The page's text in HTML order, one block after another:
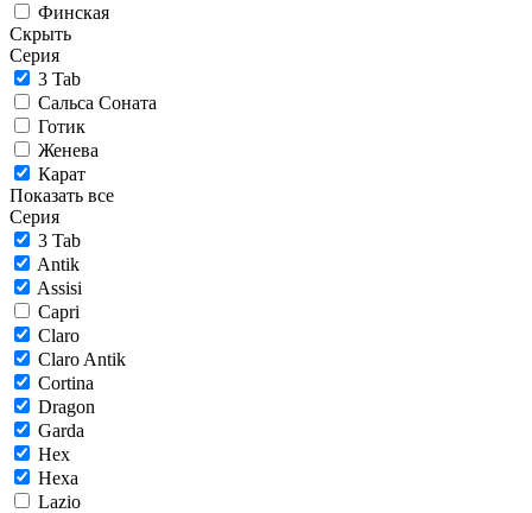
Финская
Скрыть
Серия
3 Tab
Сальса Соната
Готик
Женева
Карат
Показать все
Серия
3 Tab
Antik
Assisi
Capri
Claro
Claro Antik
Cortina
Dragon
Garda
Hex
Hexa
Lazio